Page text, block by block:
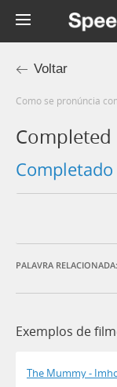
Voltar
Como se pronúncia
Completed
completado
PALAVRA RELACIONADA:
Exemplos de
The Mummy -